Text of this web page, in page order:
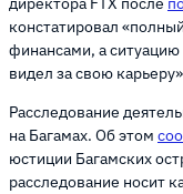
констатировал
финансами, а
видел за свою
Расследование
на Багамах. Об этом
юстиции Багамских
расследование носит